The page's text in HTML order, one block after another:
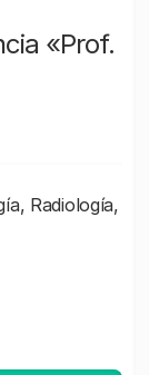
«Prof.
Radiología,